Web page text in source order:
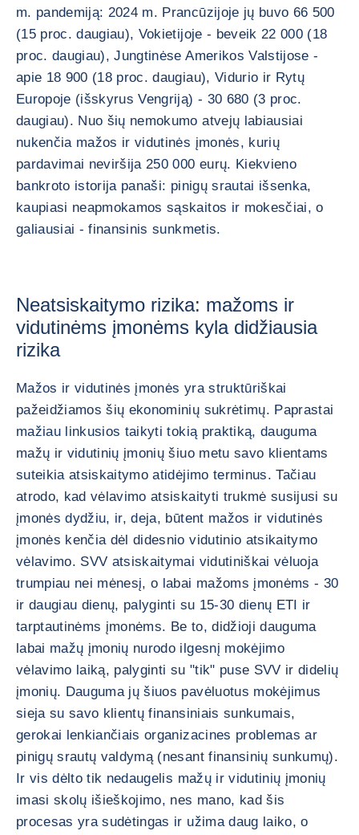
m. pandemiją: 2024 m. Prancūzijoje jų buvo 66 500
(15 proc. daugiau), Vokietijoje - beveik 22 000 (18
proc. daugiau), Jungtinėse Amerikos Valstijose -
apie 18 900 (18 proc. daugiau), Vidurio ir Rytų
Europoje (išskyrus Vengriją) - 30 680 (3 proc.
daugiau). Nuo šių nemokumo atvejų labiausiai
nukenčia mažos ir vidutinės įmonės, kurių
pardavimai neviršija 250 000 eurų. Kiekvieno
bankroto istorija panaši: pinigų srautai išsenka,
kaupiasi neapmokamos sąskaitos ir mokesčiai, o
galiausiai - finansinis sunkmetis.
Neatsiskaitymo rizika: mažoms ir
vidutinėms įmonėms kyla didžiausia
rizika
Mažos ir vidutinės įmonės yra struktūriškai
pažeidžiamos šių ekonominių sukrėtimų. Paprastai
mažiau linkusios taikyti tokią praktiką, dauguma
mažų ir vidutinių įmonių šiuo metu savo klientams
suteikia atsiskaitymo atidėjimo terminus. Tačiau
atrodo, kad vėlavimo atsiskaityti trukmė susijusi su
įmonės dydžiu, ir, deja, būtent mažos ir vidutinės
įmonės kenčia dėl didesnio vidutinio atsikaitymo
vėlavimo. SVV atsiskaitymai vidutiniškai vėluoja
trumpiau nei mėnesį, o labai mažoms įmonėms - 30
ir daugiau dienų, palyginti su 15-30 dienų ETI ir
tarptautinėms įmonėms. Be to, didžioji dauguma
labai mažų įmonių nurodo ilgesnį mokėjimo
vėlavimo laiką, palyginti su "tik" puse SVV ir didelių
įmonių. Dauguma jų šiuos pavėluotus mokėjimus
sieja su savo klientų finansiniais sunkumais,
gerokai lenkiančiais organizacines problemas ar
pinigų srautų valdymą (nesant finansinių sunkumų).
Ir vis dėlto tik nedaugelis mažų ir vidutinių įmonių
imasi skolų išieškojimo, nes mano, kad šis
procesas yra sudėtingas ir užima daug laiko, o